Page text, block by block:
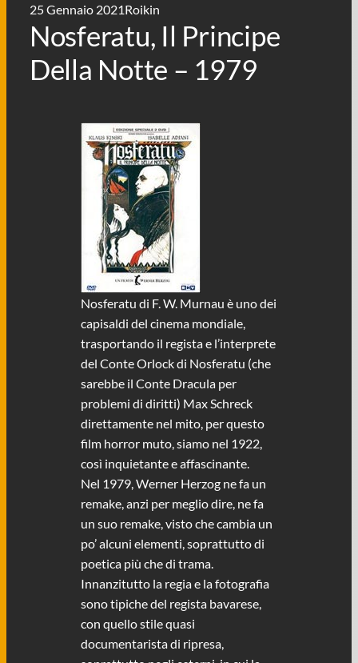
25 Gennaio 2021Roikin
Nosferatu, Il Principe
Della Notte – 1979
Nosferatu di F. W. Murnau è uno dei
capisaldi del cinema mondiale,
trasportando il regista e l’interprete
del Conte Orlock di Nosferatu (che
sarebbe il Conte Dracula per
problemi di diritti) Max Schreck
direttamente nel mito, per questo
film horror muto, siamo nel 1922,
così inquietante e affascinante.
Nel 1979, Werner Herzog ne fa un
remake, anzi per meglio dire, ne fa
un suo remake, visto che cambia un
po’ alcuni elementi, soprattutto di
poetica più che di trama.
Innanzitutto la regia e la fotografia
sono tipiche del regista bavarese,
con quello stile quasi
documentarista di ripresa,